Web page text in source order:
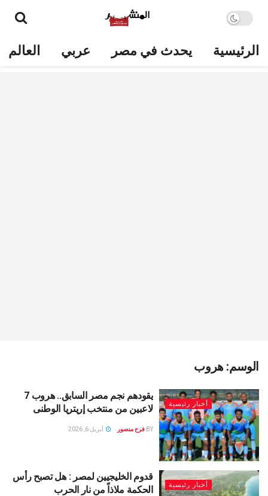
الرئيسية يحدث في مصر عربي العالم
الوسم:هروب
أخبار رئيسية
يقودهم نجم مصر السابق.. هروب 7
لاعبين من منتخب إريتريا الوطنى
BY فرح منصور أبريل 6, 2026
أخبار رئيسية
قدوم الخليجيين لمصر : هل تصبح رأس
الحكمة ملاذاً من نار الحرب